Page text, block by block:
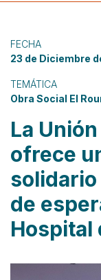
FECHA
23 de Diciembre
TEMÁTICA
Obra Social El
La
ofrece
solidario
de
Hospital